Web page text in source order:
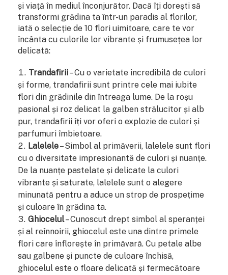
și viață în mediul înconjurător. Dacă îți dorești să
transformi grădina ta într-un paradis al florilor,
iată o selecție de 10 flori uimitoare, care te vor
încânta cu culorile lor vibrante și frumusețea lor
delicată:
Trandafirii– Cu o varietate incredibilă de culori
și forme, trandafirii sunt printre cele mai iubite
flori din grădinile din întreaga lume. De la roșu
pasional și roz delicat la galben strălucitor și alb
pur, trandafirii îți vor oferi o explozie de culori și
parfumuri îmbietoare.
Lalelele– Simbol al primăverii, lalelele sunt flori
cu o diversitate impresionantă de culori și nuanțe.
De la nuanțe pastelate și delicate la culori
vibrante și saturate, lalelele sunt o alegere
minunată pentru a aduce un strop de prospețime
și culoare în grădina ta.
Ghiocelul– Cunoscut drept simbol al speranței
și al reînnoirii, ghiocelul este una dintre primele
flori care înflorește în primăvară. Cu petale albe
sau galbene și puncte de culoare închisă,
ghiocelul este o floare delicată și fermecătoare